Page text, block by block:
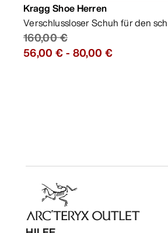
Kragg Shoe Herren
Verschlussloser Schuh für den
160,00 €
56,00 €- 80,00 €